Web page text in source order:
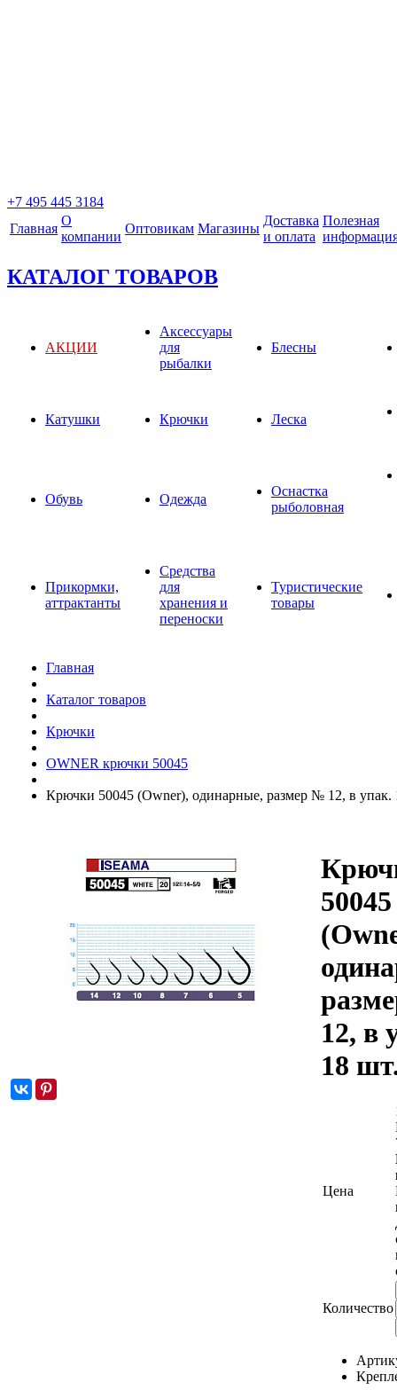
+7 495 445 3184
Главная
О
компании
Оптовикам Магазины
Доставка
и оплата
Полезная
КАТАЛОГ ТОВАРОВ
АКЦИИ
Аксессуары
для
рыбалки
Блесны
Катушки Крючки Леска
Обувь Одежда
Оснастка
рыболовная
Прикормки,
аттрактанты
Средства
для
хранения и
переноски
Туристические
товары
Главная
Каталог товаров
Крючки
OWNER крючки 50045
Крючки 50045 (Owner), одинарные, размер № 12, в упак.
50045
12, в
18
Цена
Количество